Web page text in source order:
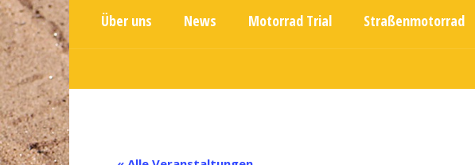
Über uns News Motorrad Trial Straßenmotorrad